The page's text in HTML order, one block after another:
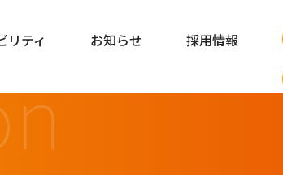
リティ お知らせ
採用情報